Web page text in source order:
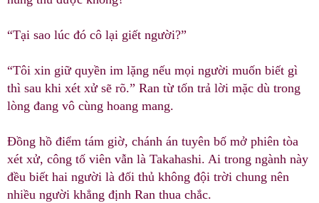
“Tại sao lúc đó cô lại giết người?”
“Tôi xin giữ quyền im lặng nếu mọi người muốn biết gì
thì sau khi xét xử sẽ rõ.” Ran từ tốn trả lời mặc dù trong
lòng đang vô cùng hoang mang.
Đồng hồ điểm tám giờ, chánh án tuyên bố mở phiên tòa
xét xử, công tố viên vẫn là Takahashi. Ai trong ngành này
đều biết hai người là đối thủ không đội trời chung nên
nhiều người khẳng định Ran thua chắc.